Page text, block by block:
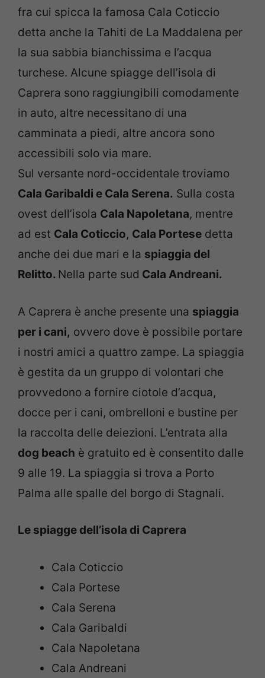
fra cui spicca la famosa Cala Coticcio
detta anche la Tahiti de La Maddalena per
la sua sabbia bianchissima e l’acqua
turchese. Alcune spiagge dell’isola di
Caprera sono raggiungibili comodamente
in auto, altre necessitano di una
camminata a piedi, altre ancora sono
accessibili solo via mare.
Sul versante nord-occidentale troviamo
Cala Garibaldi e Cala Serena. Sulla costa
ovest dell’isola Cala Napoletana, mentre
ad est Cala Coticcio, Cala Portese detta
anche dei due mari e la spiaggia del
Relitto. Nella parte sud Cala Andreani.
A Caprera è anche presente una spiaggia
per i cani, ovvero dove è possibile portare
i nostri amici a quattro zampe. La spiaggia
è gestita da un gruppo di volontari che
provvedono a fornire ciotole d’acqua,
docce per i cani, ombrelloni e bustine per
la raccolta delle deiezioni. L’entrata alla
dog beach è gratuito ed è consentito dalle
9 alle 19. La spiaggia si trova a Porto
Palma alle spalle del borgo di Stagnali.
Le spiagge dell’isola di Caprera
Cala Coticcio
Cala Portese
Cala Serena
Cala Garibaldi
Cala Napoletana
Cala Andreani